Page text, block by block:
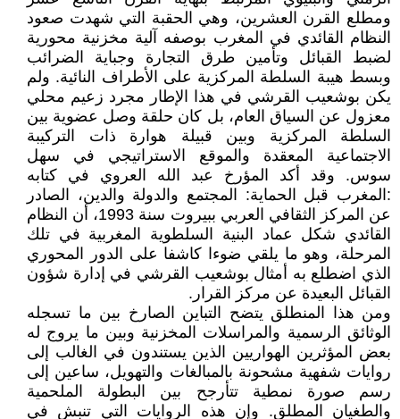
ومطلع القرن العشرين، وهي الحقبة التي شهدت صعود
النظام القائدي في المغرب بوصفه آلية مخزنية محورية
لضبط القبائل وتأمين طرق التجارة وجباية الضرائب
وبسط هيبة السلطة المركزية على الأطراف النائية. ولم
يكن بوشعيب القرشي في هذا الإطار مجرد زعيم محلي
معزول عن السياق العام، بل كان حلقة وصل عضوية بين
السلطة المركزية وبين قبيلة هوارة ذات التركيبة
الاجتماعية المعقدة والموقع الاستراتيجي في سهل
سوس. وقد أكد المؤرخ عبد الله العروي في كتابه
:المغرب قبل الحماية: المجتمع والدولة والدين، الصادر
عن المركز الثقافي العربي ببيروت سنة 1993، أن النظام
القائدي شكل عماد البنية السلطوية المغربية في تلك
المرحلة، وهو ما يلقي ضوءا كاشفا على الدور المحوري
الذي اضطلع به أمثال بوشعيب القرشي في إدارة شؤون
القبائل البعيدة عن مركز القرار.
ومن هذا المنطلق يتضح التباين الصارخ بين ما تسجله
الوثائق الرسمية والمراسلات المخزنية وبين ما يروج له
بعض المؤثرين الهواريين الذين يستندون في الغالب إلى
روايات شفهية مشحونة بالمبالغات والتهويل، ساعين إلى
رسم صورة نمطية تتأرجح بين البطولة الملحمية
والطغيان المطلق. وإن هذه الروايات التي تنبش في